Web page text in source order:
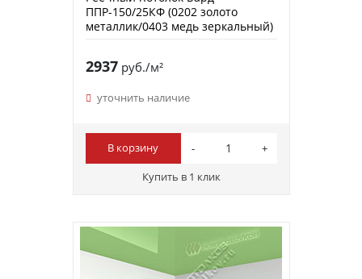
ППР-150/25КФ (0202 золото
металлик/0403 медь зеркальный)
2937руб./м²
уточнить наличие
В корзину
Купить в 1 клик